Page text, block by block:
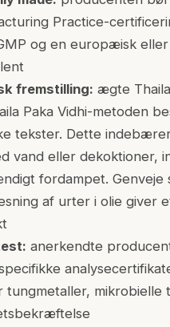
Practice-
og en europæisk
fremstilling: ægte
Paka Vidhi-metoden
tekster. Dette
vand eller dekoktioner,
fordampet. Genveje
af urter i olie giver
anerkendte
tungmetaller, mikrobielle